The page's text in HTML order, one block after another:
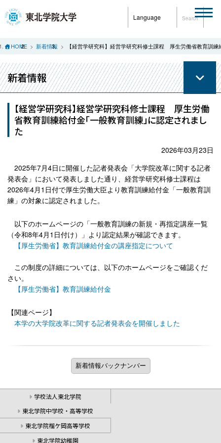
Language Search
HOME 新着情報 【経営学研究科】経営学研究科修士課程 厚生労働省教育訓
新着情報
【経営学研究科】経営学研究科修士課程 厚生労働
省教育訓練給付金「一般教育訓練」に認定されまし
た
2026年03月23日
2025年7月4日に開催した記者発表会「大学院改革に関する記者
発表会」において発表しました通り、経営学研究科修士課程は
2026年4月1日付で厚生労働大臣より教育訓練給付金「一般教育訓
練」の対象に認定されました。
以下のホームページの「一般教育訓練の新規・再指定講座一覧
（令和8年4月1日付け）」より認定結果が確認できます。
【厚生労働省】教育訓練給付金の講座指定について
この制度の詳細については、以下のホームページをご確認くだ
さい。
【厚生労働省】教育訓練給付金
【関連ページ】
本学の大学院改革に関する記者発表会を開催しました
学校法人東北学院
東北学院中学校・高等学校
東北学院榴ケ岡高等学校
東北学院幼稚園